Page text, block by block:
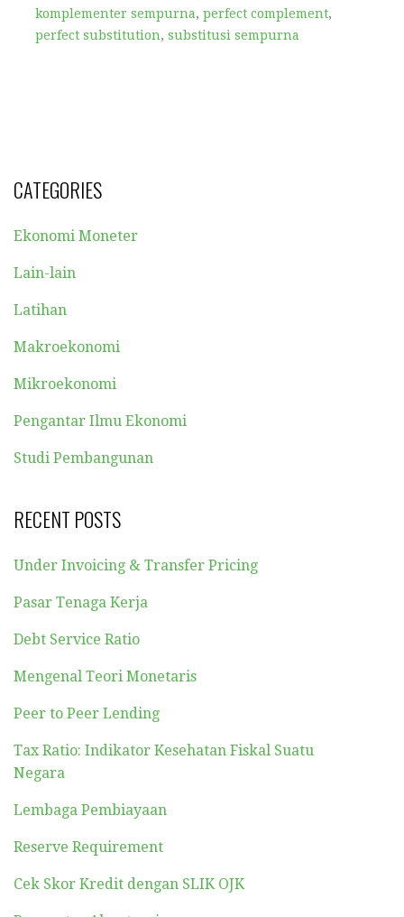
komplementer sempurna, perfect complement,
perfect substitution, substitusi sempurna
CATEGORIES
Ekonomi Moneter
Lain-lain
Latihan
Makroekonomi
Mikroekonomi
Pengantar Ilmu Ekonomi
Studi Pembangunan
RECENT POSTS
Under Invoicing & Transfer Pricing
Pasar Tenaga Kerja
Debt Service Ratio
Mengenal Teori Monetaris
Peer to Peer Lending
Tax Ratio: Indikator Kesehatan Fiskal Suatu
Negara
Lembaga Pembiayaan
Reserve Requirement
Cek Skor Kredit dengan SLIK OJK